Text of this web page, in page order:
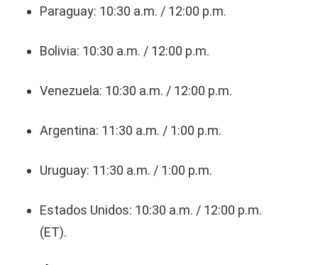
Paraguay: 10:30 a.m. / 12:00 p.m.
Bolivia: 10:30 a.m. / 12:00 p.m.
Venezuela: 10:30 a.m. / 12:00 p.m.
Argentina: 11:30 a.m. / 1:00 p.m.
Uruguay: 11:30 a.m. / 1:00 p.m.
Estados Unidos: 10:30 a.m. / 12:00 p.m.
(ET).